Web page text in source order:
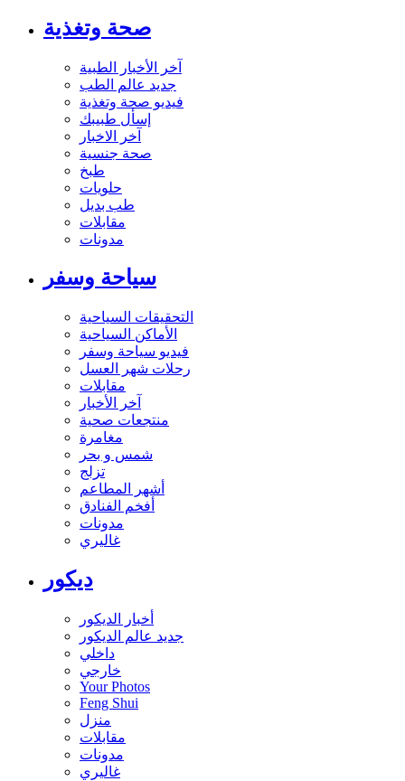
صحة وتغذية
آخر الأخبار الطبية
جديد عالم الطب
فيديو صحة وتغذية
إسأل طبيبك
آخر الاخبار
صحة جنسية
طبخ
حلويات
طب بديل
مقابلات
مدونات
سياحة وسفر
التحقيقات السياحية
الأماكن السياحية
فيديو سياحة وسفر
رحلات شهر العسل
مقابلات
آخر الأخبار
منتجعات صحية
مغامرة
شمس و بحر
تزلج
أشهر المطاعم
أفخم الفنادق
مدونات
غاليري
ديكور
أخبار الديكور
جديد عالم الديكور
داخلي
خارجي
Your Photos
Feng Shui
منزل
مقابلات
مدونات
غاليري